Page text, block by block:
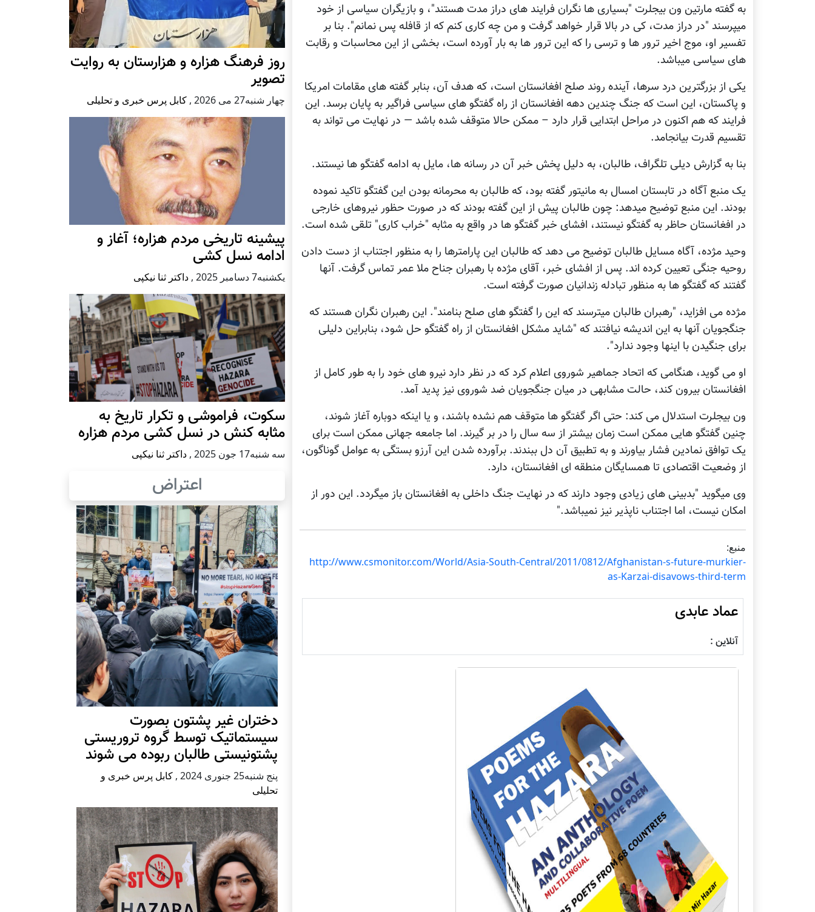
به گفته مارتین ون بیجلرت "بسیاری ها نگران فرایند های دراز مدت هستند"، و بازیگران سیاسی از خود
میپرسند "در دراز مدت، کی در بالا قرار خواهد گرفت و من چه کاری کنم که از قافله پس نمانم". بنا بر
تفسیر او، موج اخیر ترور ها و ترسی را که این ترور ها به بار آورده است، بخشی از این محاسبات و رقابت
های سیاسی میباشد.
یکی از بزرگترین درد سرها، آینده روند صلح افغانستان است، که هدف آن، بنابر گفته های مقامات امریکا
و پاکستان، این است که جنگ چندین دهه افغانستان از راه گفتگو های سیاسی فراگیر به پایان برسد. این
فرایند که هم اکنون در مراحل ابتدایی قرار دارد – ممکن حالا متوقف شده باشد — در نهایت می تواند به
تقسیم قدرت بیانجامد.
بنا به گزارش دیلی تلگراف، طالبان، به دلیل پخش خبر آن در رسانه ها، مایل به ادامه گفتگو ها نیستند.
یک منبع آگاه در تابستان امسال به مانیتور گفته بود، که طالبان به محرمانه بودن این گفتگو تاکید نموده
بودند. این منبع توضیح میدهد: چون طالبان پیش از این گفته بودند که در صورت حظور نیروهای خارجی
در افغانستان حاظر به گفتگو نیستند، افشای خبر گفتگو ها در واقع به مثابه "خراب کاری" تلقی شده است.
وحید مژده، آگاه مسایل طالبان توضیح می دهد که طالبان این پارامترها را به منظور اجتناب از دست دادن
روحیه جنگی تعیین کرده اند. پس از افشای خبر، آقای مژده با رهبران جناح ملا عمر تماس گرفت. آنها
گفتند که گفتگو ها به منظور تبادله زندانیان صورت گرفته است.
مژده می افزاید، "رهبران طالبان میترسند که این را گفتگو های صلح بنامند". این رهبران نگران هستند که
جنگجویان آنها به این اندیشه نیافتند که "شاید مشکل افغانستان از راه گفتگو حل شود، بنابراین دلیلی
برای جنگیدن با اینها وجود ندارد".
او می گوید، هنگامی که اتحاد جماهیر شوروی اعلام کرد که در نظر دارد نیرو های خود را به طور کامل از
افغانستان بیرون کند، حالت مشابهی در میان جنگجویان ضد شوروی نیز پدید آمد.
ون بیجلرت استدلال می کند: حتی اگر گفتگو ها متوقف هم نشده باشند، و یا اینکه دوباره آغاز شوند،
چنین گفتگو هایی ممکن است زمان بیشتر از سه سال را در بر گیرند. اما جامعه جهانی ممکن است برای
یک توافق نمادین فشار بیاورند و به تطبیق آن دل ببندند. برآورده شدن این آرزو بستگی به عوامل گوناگون،
از وضعیت اقتصادی تا همسایگان منطقه ای افغانستان، دارد.
وی میگوید "بدبینی های زیادی وجود دارند که در نهایت جنگ داخلی به افغانستان باز میگردد. این دور از
امکان نیست، اما اجتناب ناپذیر نیز نمیباشد."
منبع:
http://www.csmonitor.com/World/Asia-South-Central/2011/0812/Afghanistan-s-future-murkier-
as-Karzai-disavows-third-term
عماد عابدی
آنلاین :
روز فرهنگ هزاره و هزارستان به روایت
تصویر
چهار شنبه27 می 2026 , کابل پرس خبری و تحلیلی
پيشينه تاريخی مردم هزاره؛ آغاز و
ادامه نسل کشی
يكشنبه7 دسامبر 2025 , داکتر ثنا نیکپی
سکوت، فراموشی و تکرار تاريخ به
مثابه کنش در نسل کشی مردم هزاره
سه شنبه17 جون 2025 , داکتر ثنا نیکپی
اعتراض
دختران غیر پشتون بصورت
سیستماتیک توسط گروه تروریستی
پشتونیستی طالبان ربوده می شوند
پنج شنبه25 جنوری 2024 , کابل پرس خبری و
تحلیلی